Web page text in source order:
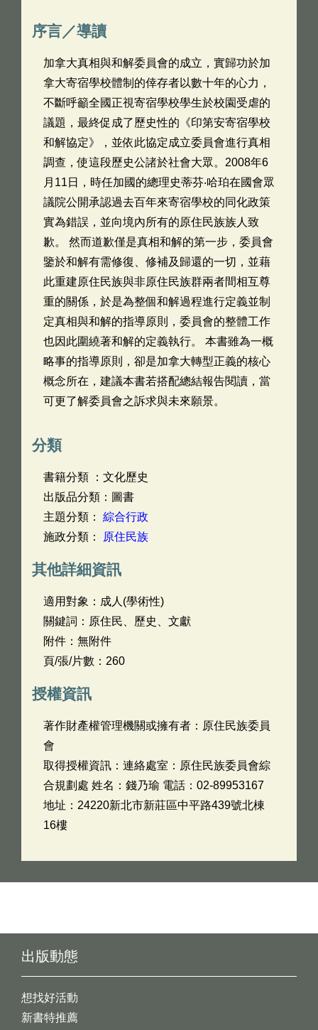
序言／導讀
加拿大真相與和解委員會的成立，實歸功於加
拿大寄宿學校體制的倖存者以數十年的心力，
不斷呼籲全國正視寄宿學校學生於校園受虐的
議題，最終促成了歷史性的《印第安寄宿學校
和解協定》，並依此協定成立委員會進行真相
調查，使這段歷史公諸於社會大眾。2008年6
月11日，時任加國的總理史蒂芬‧哈珀在國會眾
議院公開承認過去百年來寄宿學校的同化政策
實為錯誤，並向境內所有的原住民族族人致
歉。 然而道歉僅是真相和解的第一步，委員會
鑒於和解有需修復、修補及歸還的一切，並藉
此重建原住民族與非原住民族群兩者間相互尊
重的關係，於是為整個和解過程進行定義並制
定真相與和解的指導原則，委員會的整體工作
也因此圍繞著和解的定義執行。 本書雖為一概
略事的指導原則，卻是加拿大轉型正義的核心
概念所在，建議本書若搭配總結報告閱讀，當
可更了解委員會之訴求與未來願景。
分類
書籍分類 ：文化歷史
出版品分類：圖書
主題分類： 綜合行政
施政分類：
原住民族
其他詳細資訊
適用對象：成人(學術性)
關鍵詞：原住民、歷史、文獻
附件：無附件
頁/張/片數：260
授權資訊
著作財產權管理機關或擁有者：原住民族委員
會
取得授權資訊：連絡處室：原住民族委員會綜
合規劃處 姓名：錢乃瑜 電話：02-89953167
地址：24220新北市新莊區中平路439號北棟
16樓
出版動態
想找好活動
新書特推薦